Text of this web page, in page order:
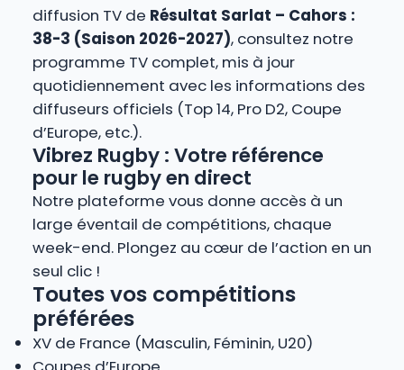
diffusion TV de Résultat Sarlat – Cahors :
38-3 (Saison 2026-2027), consultez notre
programme TV complet, mis à jour
quotidiennement avec les informations des
diffuseurs officiels (Top 14, Pro D2, Coupe
d’Europe, etc.).
Vibrez Rugby : Votre référence
pour le rugby en direct
Notre plateforme vous donne accès à un
large éventail de compétitions, chaque
week-end. Plongez au cœur de l’action en un
seul clic !
Toutes vos compétitions
préférées
XV de France (Masculin, Féminin, U20)